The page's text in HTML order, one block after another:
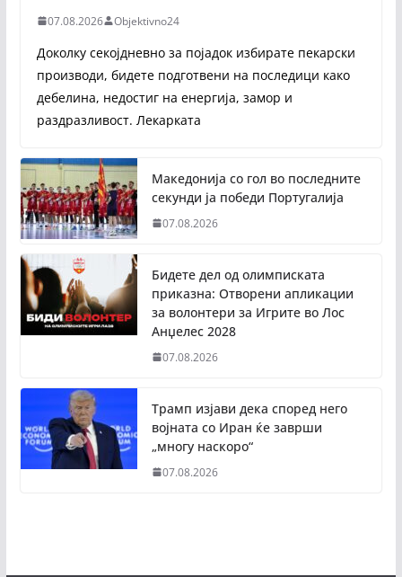
07.08.2026 Objektivno24
Доколку секојдневно за појадок избирате пекарски
производи, бидете подготвени на последици како
дебелина, недостиг на енергија, замор и
раздразливост. Лекарката
Македонија со гол во последните
секунди ја победи Португалија
07.08.2026
Бидете дел од олимписката
приказна: Отворени апликации
за волонтери за Игрите во Лос
Анџелес 2028
07.08.2026
Трамп изјави дека според него
војната со Иран ќе заврши
„многу наскоро“
07.08.2026